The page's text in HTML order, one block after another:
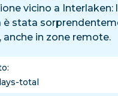
vicino a Interlaken:
è stata
anche in zone remote.
:
total